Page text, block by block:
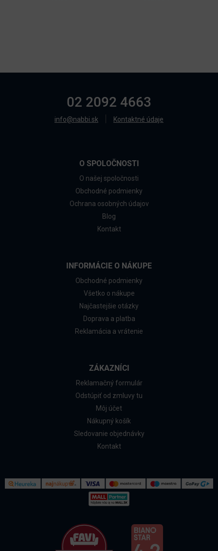
02 2092 4663
info@nabbi.sk Kontaktné údaje
O SPOLOČNOSTI
O našej spoločnosti
Obchodné podmienky
Ochrana osobných údajov
Blog
Kontakt
INFORMÁCIE O NÁKUPE
Obchodné podmienky
Všetko o nákupe
Najčastejšie otázky
Doprava a platba
Reklamácia a vrátenie
ZÁKAZNÍCI
Reklamačný formulár
Odstúpiť od zmluvy tu
Môj účet
Nákupný košík
Sledovanie objednávky
Kontakt